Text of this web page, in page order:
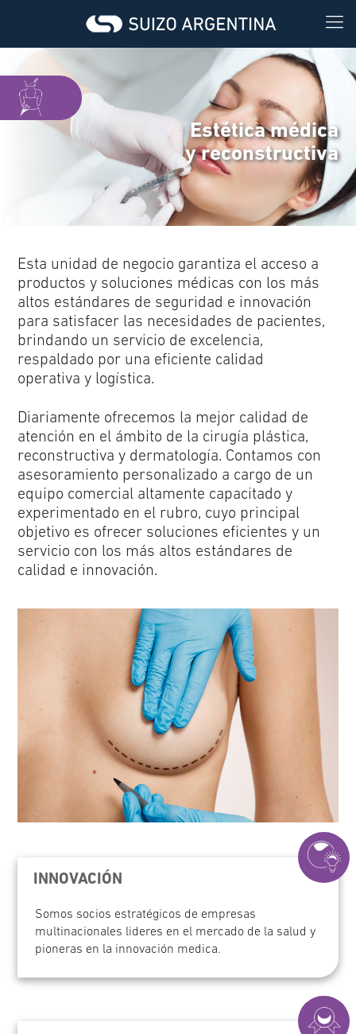
Estética médica
y reconstructiva
Esta unidad de negocio garantiza el acceso a
productos y soluciones médicas con los más
altos estándares de seguridad e innovación
para satisfacer las necesidades de pacientes,
brindando un servicio de excelencia,
respaldado por una eficiente calidad
operativa y logística.
Diariamente ofrecemos la mejor calidad de
atención en el ámbito de la cirugía plástica,
reconstructiva y dermatología. Contamos con
asesoramiento personalizado a cargo de un
equipo comercial altamente capacitado y
experimentado en el rubro, cuyo principal
objetivo es ofrecer soluciones eficientes y un
servicio con los más altos estándares de
calidad e innovación.
INNOVACIÓN
Somos socios estratégicos de empresas
multinacionales lideres en el mercado de la salud y
pioneras en la innovación medica.